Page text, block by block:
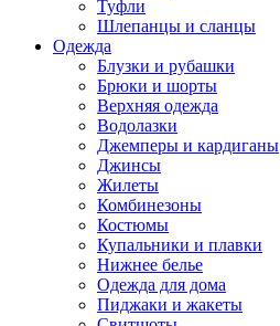
Туфли
Шлепанцы и сланцы
Одежда
Блузки и рубашки
Брюки и шорты
Верхняя одежда
Водолазки
Джемперы и кардиганы
Джинсы
Жилеты
Комбинезоны
Костюмы
Купальники и плавки
Нижнее белье
Одежда для дома
Пиджаки и жакеты